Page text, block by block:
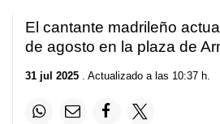
El cantante madrileño
de agosto en la plaza de
31 jul 2025 . Actualizado a las 10:37 h.